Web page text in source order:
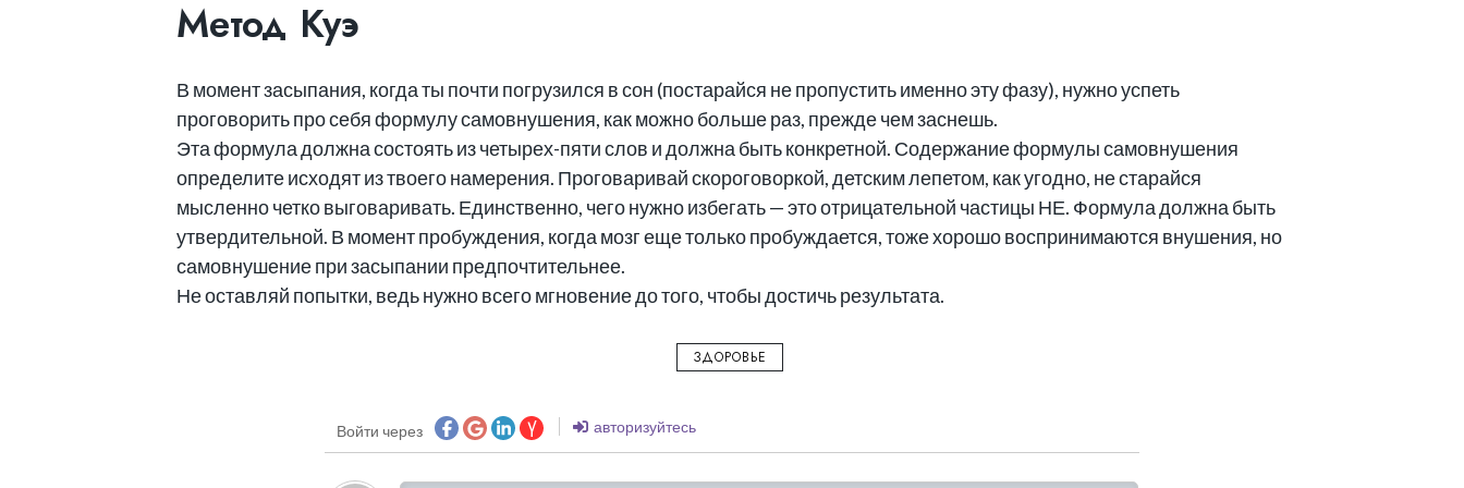
Метод Куэ
В момент засыпания, когда ты почти погрузился в сон (постарайся не пропустить именно эту фазу), нужно успеть
проговорить про себя формулу самовнушения, как можно больше раз, прежде чем заснешь.
Эта формула должна состоять из четырех-пяти слов и должна быть конкретной. Содержание формулы самовнушения
определите исходят из твоего намерения. Проговаривай скороговоркой, детским лепетом, как угодно, не старайся
мысленно четко выговаривать. Единственно, чего нужно избегать — это отрицательной частицы НЕ. Формула должна быть
утвердительной. В момент пробуждения, когда мозг еще только пробуждается, тоже хорошо воспринимаются внушения, но
самовнушение при засыпании предпочтительнее.
Не оставляй попытки, ведь нужно всего мгновение до того, чтобы достичь результата.
ЗДОРОВЬЕ
Войти через авторизуйтесь